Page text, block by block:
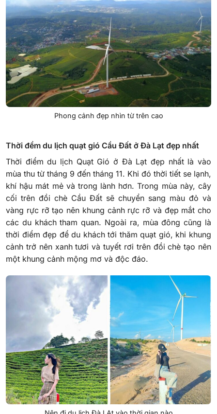
Phong cảnh đẹp nhìn từ trên cao
Thời đểm du lịch quạt gió Cầu Đất ở Đà Lạt đẹp nhất
Thời điểm du lịch Quạt Gió ở Đà Lạt đẹp nhất là vào
mùa thu từ tháng 9 đến tháng 11. Khi đó thời tiết se lạnh,
khí hậu mát mẻ và trong lành hơn. Trong mùa này, cây
cối trên đồi chè Cầu Đất sẽ chuyển sang màu đỏ và
vàng rực rỡ tạo nên khung cảnh rực rỡ và đẹp mắt cho
các du khách tham quan. Ngoài ra, mùa đông cũng là
thời điểm đẹp để du khách tới thăm quạt gió, khi khung
cảnh trở nên xanh tươi và tuyết rơi trên đồi chè tạo nên
một khung cảnh mộng mơ và độc đáo.